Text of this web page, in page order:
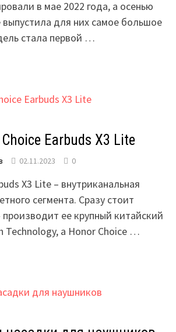
в мае 2022 года, а осенью
для них самое большое
стала первой …
Earbuds X3 Lite
02.11.2023 0
X3 Lite – внутриканальная
сегмента. Сразу стоит
производит ее крупный китайский
Technology, а Honor Choice …